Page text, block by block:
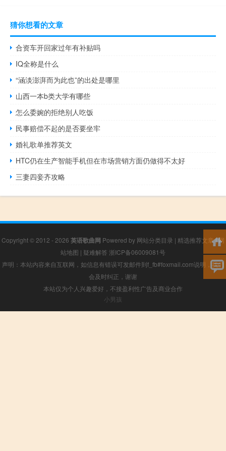
猜你想看的文章
合资车开回家过年有补贴吗
IQ全称是什么
“涵淡澎湃而为此也”的出处是哪里
山西一本b类大学有哪些
怎么委婉的拒绝别人吃饭
民事赔偿不起的是否要坐牢
婚礼歌单推荐英文
HTC仍在生产智能手机但在市场营销方面仍做得不太好
三妻四妾齐攻略
Copyright © 2012 - 2026 英语歌曲网 Powered by 网站分类目录 | 精选推荐文章|网
站地图 | 疑难解答 浙ICP备06009081号
声明：本站内容来自互联网，如信息有错误可发邮件到f_fb#foxmail.com说明，我们
会及时纠正，谢谢
本站仅为个人兴趣爱好，不接盈利性广告及商业合作
小男孩